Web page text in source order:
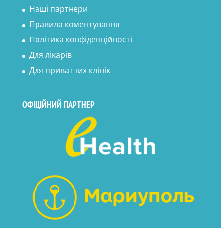
Наші партнери
Правила коментування
Політика конфіденційності
Для лікарів
Для приватних клінік
ОФІЦІЙНИЙ ПАРТНЕР